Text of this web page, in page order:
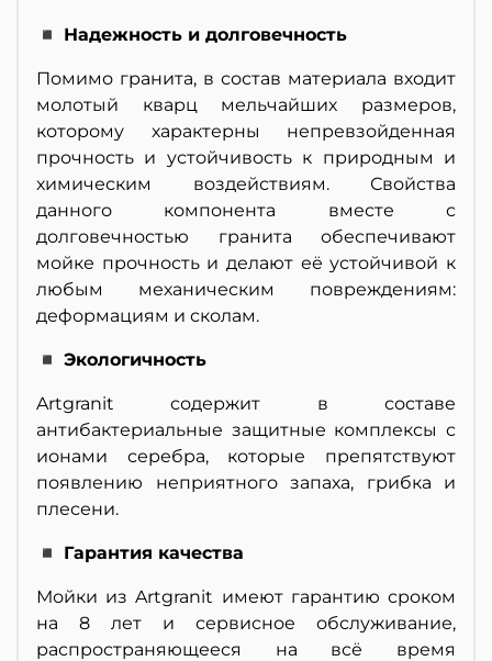
◾ Надежность и долговечность
Помимо гранита, в состав материала входит
молотый кварц мельчайших размеров,
которому характерны непревзойденная
прочность и устойчивость к природным и
химическим воздействиям. Свойства
данного компонента вместе с
долговечностью гранита обеспечивают
мойке прочность и делают её устойчивой к
любым механическим повреждениям:
деформациям и сколам.
◾ Экологичность
Artgranit содержит в составе
антибактериальные защитные комплексы с
ионами серебра, которые препятствуют
появлению неприятного запаха, грибка и
плесени.
◾ Гарантия качества
Мойки из Artgranit имеют гарантию сроком
на 8 лет и сервисное обслуживание,
распространяющееся на всё время